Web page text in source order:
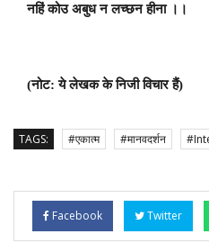
नहिं कोउ अबुध न लच्छन हीना ।।
(नोट: ये लेखक के निजी विचार हैं)
TAGS: #एकात्म #मानवदर्शन
Facebook Twitter